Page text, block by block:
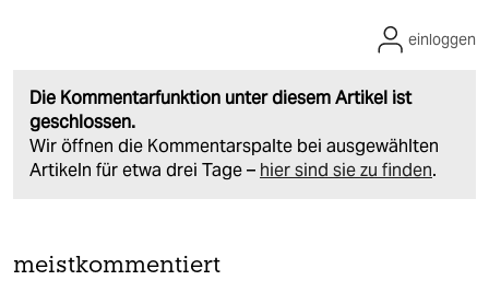
Die Kommentarfunktion unter diesem Artikel ist
geschlossen.
Wir öffnen die Kommentarspalte bei ausgewählten
Artikeln für etwa drei Tage – hier sind sie zu finden.
einloggen
meistkommentiert